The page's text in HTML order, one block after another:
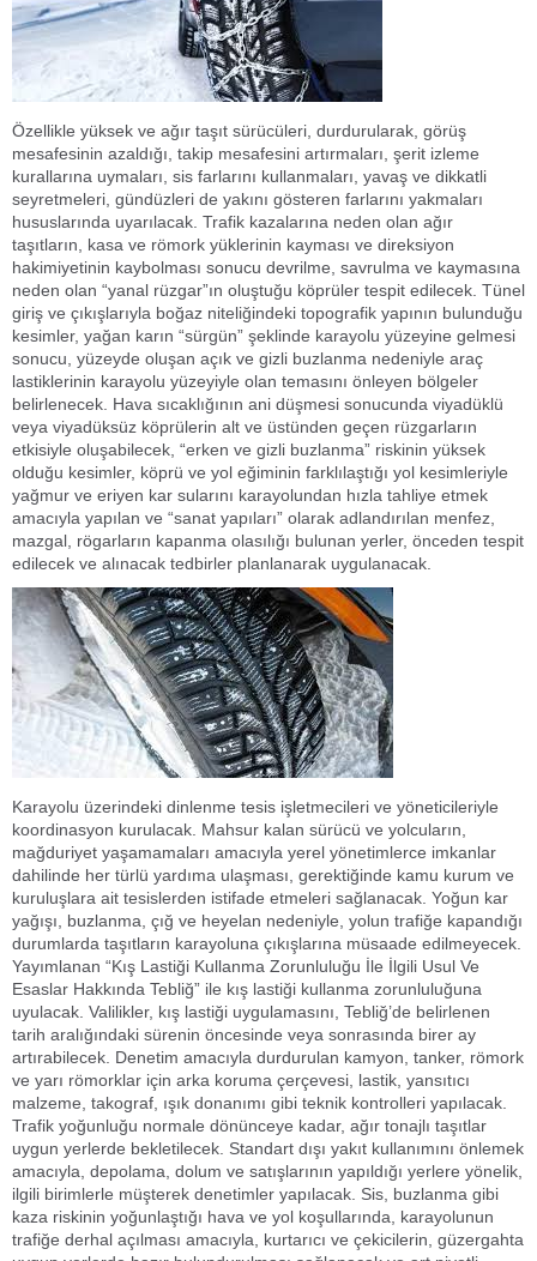
Özellikle yüksek ve ağır taşıt sürücüleri, durdurularak, görüş
mesafesinin azaldığı, takip mesafesini artırmaları, şerit izleme
kurallarına uymaları, sis farlarını kullanmaları, yavaş ve dikkatli
seyretmeleri, gündüzleri de yakını gösteren farlarını yakmaları
hususlarında uyarılacak. Trafik kazalarına neden olan ağır
taşıtların, kasa ve römork yüklerinin kayması ve direksiyon
hakimiyetinin kaybolması sonucu devrilme, savrulma ve kaymasına
neden olan “yanal rüzgar”ın oluştuğu köprüler tespit edilecek. Tünel
giriş ve çıkışlarıyla boğaz niteliğindeki topografik yapının bulunduğu
kesimler, yağan karın “sürgün” şeklinde karayolu yüzeyine gelmesi
sonucu, yüzeyde oluşan açık ve gizli buzlanma nedeniyle araç
lastiklerinin karayolu yüzeyiyle olan temasını önleyen bölgeler
belirlenecek. Hava sıcaklığının ani düşmesi sonucunda viyadüklü
veya viyadüksüz köprülerin alt ve üstünden geçen rüzgarların
etkisiyle oluşabilecek, “erken ve gizli buzlanma” riskinin yüksek
olduğu kesimler, köprü ve yol eğiminin farklılaştığı yol kesimleriyle
yağmur ve eriyen kar sularını karayolundan hızla tahliye etmek
amacıyla yapılan ve “sanat yapıları” olarak adlandırılan menfez,
mazgal, rögarların kapanma olasılığı bulunan yerler, önceden tespit
edilecek ve alınacak tedbirler planlanarak uygulanacak.
Karayolu üzerindeki dinlenme tesis işletmecileri ve yöneticileriyle
koordinasyon kurulacak. Mahsur kalan sürücü ve yolcuların,
mağduriyet yaşamamaları amacıyla yerel yönetimlerce imkanlar
dahilinde her türlü yardıma ulaşması, gerektiğinde kamu kurum ve
kuruluşlara ait tesislerden istifade etmeleri sağlanacak. Yoğun kar
yağışı, buzlanma, çığ ve heyelan nedeniyle, yolun trafiğe kapandığı
durumlarda taşıtların karayoluna çıkışlarına müsaade edilmeyecek.
Yayımlanan “Kış Lastiği Kullanma Zorunluluğu İle İlgili Usul Ve
Esaslar Hakkında Tebliğ” ile kış lastiği kullanma zorunluluğuna
uyulacak. Valilikler, kış lastiği uygulamasını, Tebliğ’de belirlenen
tarih aralığındaki sürenin öncesinde veya sonrasında birer ay
artırabilecek. Denetim amacıyla durdurulan kamyon, tanker, römork
ve yarı römorklar için arka koruma çerçevesi, lastik, yansıtıcı
malzeme, takograf, ışık donanımı gibi teknik kontrolleri yapılacak.
Trafik yoğunluğu normale dönünceye kadar, ağır tonajlı taşıtlar
uygun yerlerde bekletilecek. Standart dışı yakıt kullanımını önlemek
amacıyla, depolama, dolum ve satışlarının yapıldığı yerlere yönelik,
ilgili birimlerle müşterek denetimler yapılacak. Sis, buzlanma gibi
kaza riskinin yoğunlaştığı hava ve yol koşullarında, karayolunun
trafiğe derhal açılması amacıyla, kurtarıcı ve çekicilerin, güzergahta